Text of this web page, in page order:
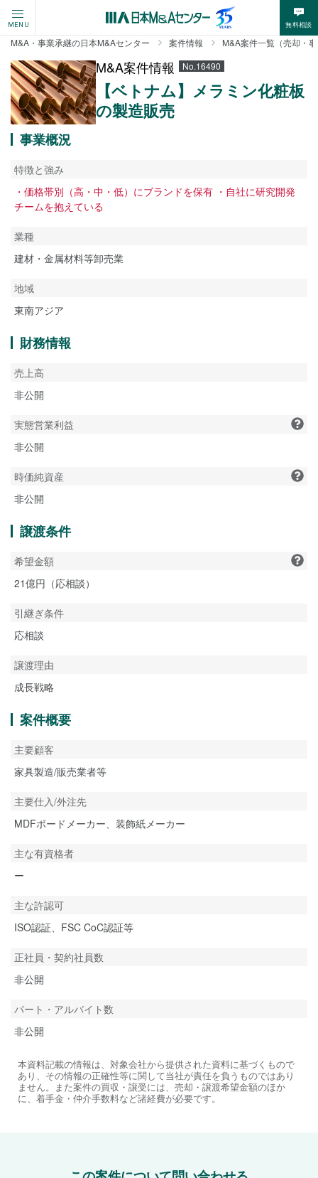
MENU 無料相談
M&A・事業承継の日本M&Aセンター 案件情報 M&A案件一覧（売却・
M&A案件情報 No.16490
【ベトナム】メラミン化粧板
の製造販売
事業概況
特徴と強み
・価格帯別（高・中・低）にブランドを保有 ・自社に研究開発
チームを抱えている
業種
建材・金属材料等卸売業
地域
東南アジア
財務情報
売上高
非公開
実態営業利益
非公開
時価純資産
非公開
譲渡条件
希望金額
21億円（応相談）
引継ぎ条件
応相談
譲渡理由
成長戦略
案件概要
主要顧客
家具製造/販売業者等
主要仕入/外注先
MDFボードメーカー、装飾紙メーカー
主な有資格者
ー
主な許認可
ISO認証、FSC CoC認証等
正社員・契約社員数
非公開
パート・アルバイト数
非公開
本資料記載の情報は、対象会社から提供された資料に基づくもので
あり、その情報の正確性等に関して当社が責任を負うものではあり
ません。また案件の買収・譲受には、売却・譲渡希望金額のほか
に、着手金・仲介手数料など諸経費が必要です。